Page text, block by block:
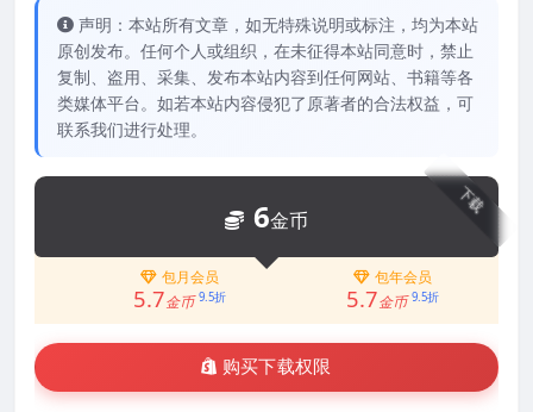
声明：本站所有文章，如无特殊说明或标注，均为本站
原创发布。任何个人或组织，在未征得本站同意时，禁止
复制、盗用、采集、发布本站内容到任何网站、书籍等各
类媒体平台。如若本站内容侵犯了原著者的合法权益，可
联系我们进行处理。
下载
6金币
包月会员
5.7金币 9.5折
包年会员
5.7金币 9.5折
购买下载权限